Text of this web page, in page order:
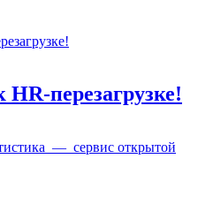
перезагрузке!